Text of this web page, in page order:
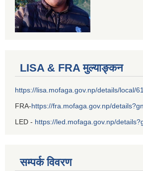
LISA & FRA मुल्याङ्कन
https://lisa.mofaga.gov.np/details/local/
FRA-https://fra.mofaga.gov.np/
LED - https://led.mofaga.gov.np/
सम्पर्क विवरण